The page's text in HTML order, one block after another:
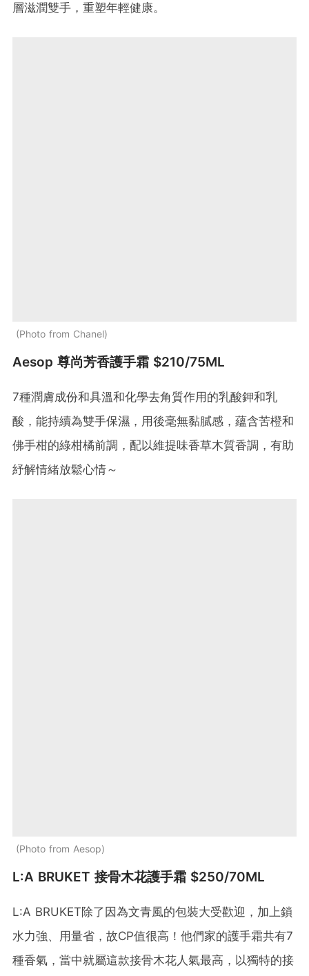
層滋潤雙手，重塑年輕健康。
Photo from Chanel
Aesop 尊尚芳香護手霜 $210/75ML
7種潤膚成份和具溫和化學去角質作用的乳酸鉀和乳
酸，能持續為雙手保濕，用後毫無黏膩感，蘊含苦橙和
佛手柑的綠柑橘前調，配以維提味香草木質香調，有助
紓解情緒放鬆心情～
Photo from Aesop
L:A BRUKET 接骨木花護手霜 $250/70ML
L:A BRUKET除了因為文青風的包裝大受歡迎，加上鎖
水力強、用量省，故CP值很高！他們家的護手霜共有7
種香氣，當中就屬這款接骨木花人氣最高，以獨特的接